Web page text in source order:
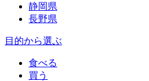
静岡県
長野県
目的から選ぶ
食べる
買う